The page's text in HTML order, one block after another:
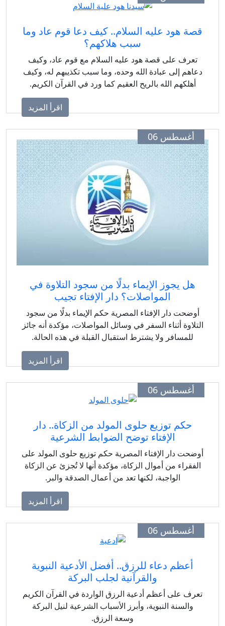
هود عليه السلام.. كيف دعا قوم عاد وما
سبب هلاكهم؟
تعرف على قصة هود عليه السلام مع قوم عاد، وكيف
إلى عبادة الله وحده، وما سبب تكذيبهم له، وكيف
أهلكهم الله بالريح العقيم كما ورد في القرآن الكريم.
اقرأ المزيد
أغسطس 06
هل يجوز الإيماء بدلًا من سجود التلاوة في
المواصلات؟ دار الإفتاء تجيب
أوضحت دار الإفتاء المصرية حكم الإيماء بدلًا من سجود
أثناء السفر في وسائل المواصلات، مؤكدة أنه جائز
للمسافر ولا يشترط استقبال القبلة في هذه الحالة.
اقرأ المزيد
أغسطس 06
حكم توزيع حلوى المولد من الزكاة.. دار
الإفتاء توضح الضوابط الشرعية
دار الإفتاء المصرية حكم توزيع حلوى المولد على
من أموال الزكاة، مؤكدة أنها لا تُجزئ عن الزكاة
الواجبة، لكنها تعد من أعمال الصدقة والبر.
اقرأ المزيد
أغسطس 06
أعظم دعاء للرزق.. أفضل الأدعية النبوية
والقرآنية لجلب البركة
على أعظم أدعية الرزق الواردة في القرآن الكريم
والسنة النبوية، وأبرز الأسباب الشرعية لنيل البركة
وسعة الرزق.